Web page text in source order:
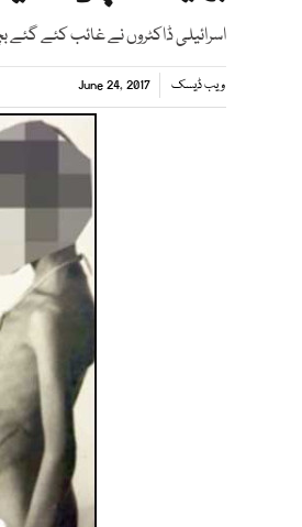
اسرائیلی ڈاکٹروں نے غائب کئے گئے
ویب ڈیسک June 24, 2017